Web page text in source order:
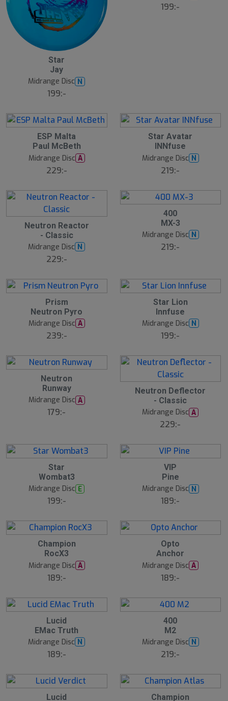
Star
Jay
Midrange Disc N
199:-
199:-
ESP Malta
Paul McBeth
Midrange Disc A
229:-
Star Avatar
INNfuse
Midrange Disc N
219:-
Neutron Reactor
- Classic
Midrange Disc N
229:-
400
MX-3
Midrange Disc N
219:-
Prism
Neutron Pyro
Midrange Disc A
239:-
Star Lion
Innfuse
Midrange Disc N
199:-
Neutron
Runway
Midrange Disc A
179:-
Neutron Deflector
- Classic
Midrange Disc A
229:-
Star
Wombat3
Midrange Disc E
199:-
VIP
Pine
Midrange Disc N
189:-
Champion
RocX3
Midrange Disc A
189:-
Opto
Anchor
Midrange Disc A
189:-
Lucid
EMac Truth
Midrange Disc N
189:-
400
M2
Midrange Disc N
219:-
Lucid Champion